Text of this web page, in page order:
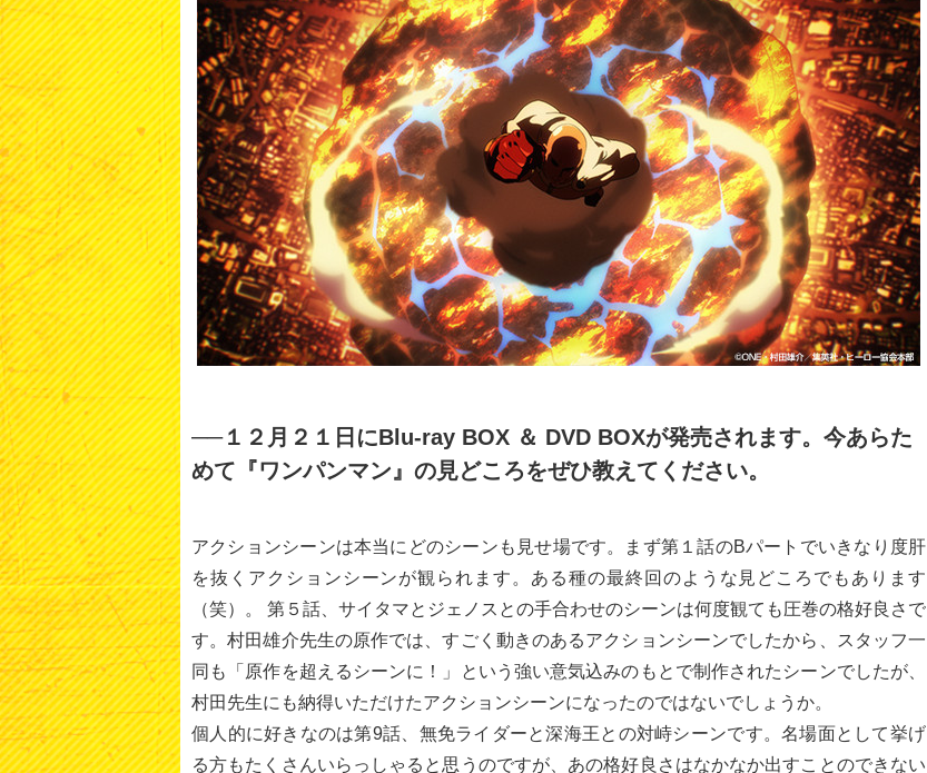
──１２月２１日にBlu-ray BOX ＆ DVD BOXが発売されます。今あらた
めて『ワンパンマン』の見どころをぜひ教えてください。
アクションシーンは本当にどのシーンも見せ場です。まず第１話のBパートでいきなり度肝
を抜くアクションシーンが観られます。ある種の最終回のような見どころでもあります
（笑）。 第５話、サイタマとジェノスとの手合わせのシーンは何度観ても圧巻の格好良さで
す。村田雄介先生の原作では、すごく動きのあるアクションシーンでしたから、スタッフ一
同も「原作を超えるシーンに！」という強い意気込みのもとで制作されたシーンでしたが、
村田先生にも納得いただけたアクションシーンになったのではないでしょうか。
個人的に好きなのは第9話、無免ライダーと深海王との対峙シーンです。名場面として挙げ
る方もたくさんいらっしゃると思うのですが、あの格好良さはなかなか出すことのできない